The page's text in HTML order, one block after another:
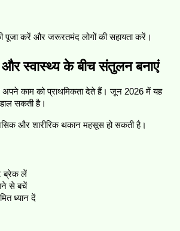
पूजा करें और जरूरतमंद लोगों की सहायता करें।
और स्वास्थ्य के बीच संतुलन बनाएं
काम को प्राथमिकता देते हैं। जून 2026 में यह
सकती है।
और शारीरिक थकान महसूस हो सकती है।
ब्रेक लें
से बचें
ध्यान दें